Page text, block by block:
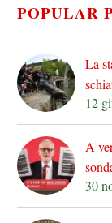
POPULAR
La
12
A
30